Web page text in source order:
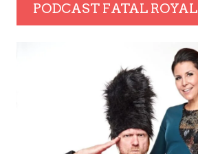
PODCAST FATAL ROYAL